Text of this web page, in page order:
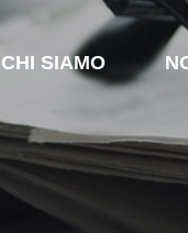
CHI SIAMO